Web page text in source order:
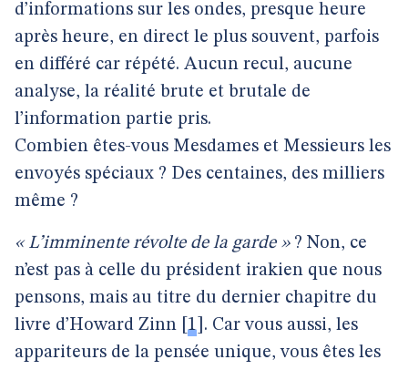
d’informations sur les ondes, presque heure
après heure, en direct le plus souvent, parfois
en différé car répété. Aucun recul, aucune
analyse, la réalité brute et brutale de
l’information partie pris.
Combien êtes-vous Mesdames et Messieurs les
envoyés spéciaux ? Des centaines, des milliers
même ?
« L’imminente révolte de la garde »? Non, ce
n’est pas à celle du président irakien que nous
pensons, mais au titre du dernier chapitre du
livre d’Howard Zinn 1 . Car vous aussi, les
appariteurs de la pensée unique, vous êtes les